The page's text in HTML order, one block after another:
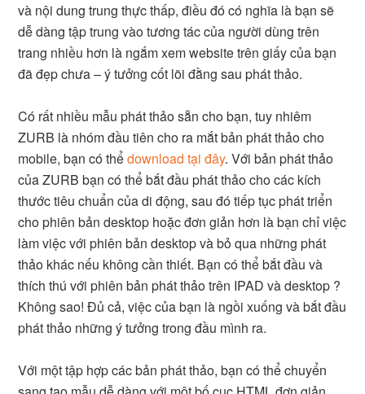
và nội dung trung thực thấp, điều đó có nghĩa là bạn sẽ
dễ dàng tập trung vào tương tác của người dùng trên
trang nhiều hơn là ngắm xem website trên giấy của bạn
đã đẹp chưa – ý tưởng cốt lõi đằng sau phát thảo.
Có rất nhiều mẫu phát thảo sẵn cho bạn, tuy nhiêm
ZURB là nhóm đầu tiên cho ra mắt bản phát thảo cho
mobile, bạn có thểdownload tại đây. Với bản phát thảo
của ZURB bạn có thể bắt đầu phát thảo cho các kích
thước tiêu chuẩn của di động, sau đó tiếp tục phát triển
cho phiên bản desktop hoặc đơn giản hơn là bạn chỉ việc
làm việc với phiên bản desktop và bỏ qua những phát
thảo khác nếu không cần thiết. Bạn có thể bắt đầu và
thích thú với phiên bản phát thảo trên IPAD và desktop ?
Không sao! Đủ cả, việc của bạn là ngồi xuống và bắt đầu
phát thảo những ý tưởng trong đầu mình ra.
Với một tập hợp các bản phát thảo, bạn có thể chuyển